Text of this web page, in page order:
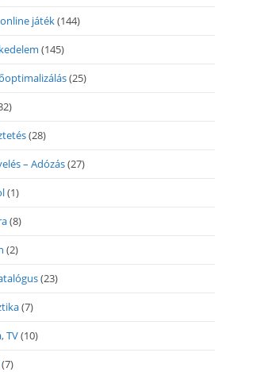
online játék(144)
(145)
(25)
(28)
– Adózás(27)
(1)
(8)
(2)
(23)
(7)
TV(10)
(7)